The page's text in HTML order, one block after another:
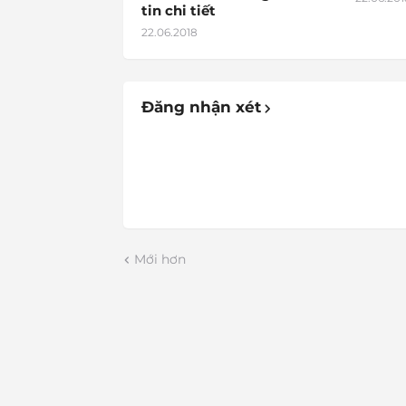
tin chi tiết
22.06.2018
Đăng nhận xét
Mới hơn